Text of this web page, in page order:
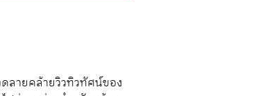
ดลายคล้ายวิวทิวทัศน์ของ